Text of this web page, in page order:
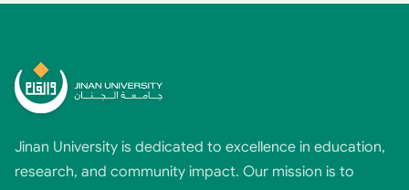
Jinan University is dedicated to excellence in education,
research, and community impact. Our mission is to